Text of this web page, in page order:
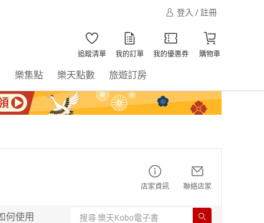
登入 / 註冊
追蹤清單 我的訂單 我的優惠券 購物車
樂集點 樂天點數 旅遊訂房
店家資訊 聯絡店家
何使用